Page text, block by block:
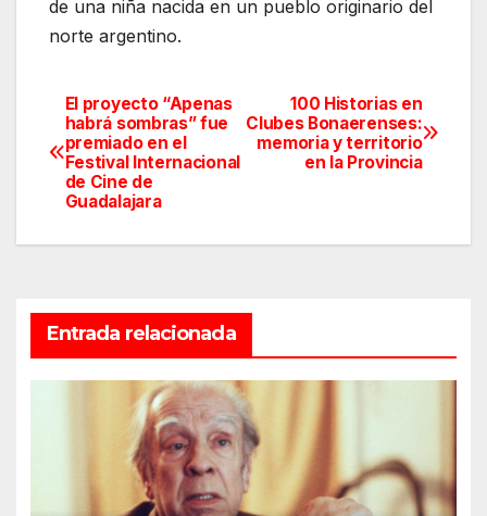
de una niña nacida en un pueblo originario del
norte argentino.
Navegación
de
entradas
100 Historias en
Clubes Bonaerenses:
memoria y territorio
en la Provincia
El proyecto “Apenas
habrá sombras” fue
premiado en el
Festival Internacional
de Cine de
Guadalajara
Entrada relacionada